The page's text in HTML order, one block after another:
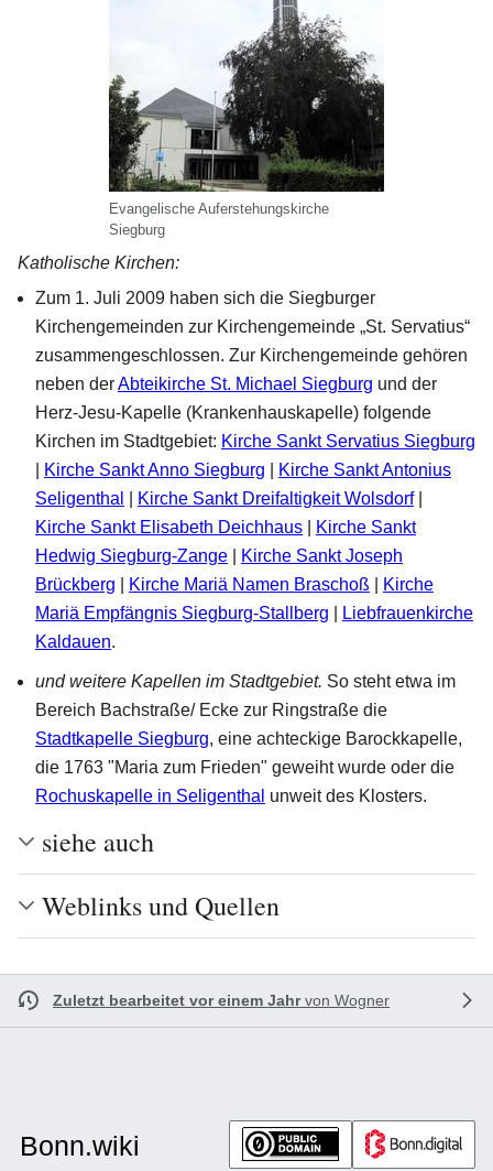
Evangelische Auferstehungskirche
Siegburg
Katholische Kirchen:
Zum 1. Juli 2009 haben sich die Siegburger
Kirchengemeinden zur Kirchengemeinde „St. Servatius“
zusammengeschlossen. Zur Kirchengemeinde gehören
neben derAbteikirche St. Michael Siegburg und der
Herz-Jesu-Kapelle (Krankenhauskapelle) folgende
Kirchen im Stadtgebiet: Kirche Sankt Servatius Siegburg
Kirche Sankt Anno Siegburg
Kirche Sankt Antonius
Seligenthal
Kirche Sankt Dreifaltigkeit Wolsdorf|
Kirche Sankt Elisabeth Deichhaus
Kirche Sankt
Hedwig Siegburg-Zange
Kirche Sankt Joseph
Brückberg
Kirche Mariä Namen Braschoß
Kirche
Mariä Empfängnis Siegburg-Stallberg
Liebfrauenkirche
Kaldauen.
und weitere Kapellen im Stadtgebiet. So steht etwa im
Bereich Bachstraße/ Ecke zur Ringstraße die
Stadtkapelle Siegburg, eine achteckige Barockkapelle,
die 1763 "Maria zum Frieden" geweiht wurde oder die
Rochuskapelle in Seligenthal unweit des Klosters.
siehe auch
Weblinks und Quellen
Zuletzt bearbeitet vor einem Jahrvon Wogner